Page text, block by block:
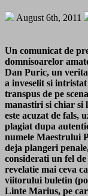
August 6th, 2011
Un comunicat de
domnisoarelor
Dan Puric, un
a inveselit si
transpus de pe
manastiri si chiar si
este acuzat de fals,
plagiat dupa
numele Maestrului
deja plangeri
considerati un fel
revelatie mai ceva
viitorului buletin
Linte Marius, pe